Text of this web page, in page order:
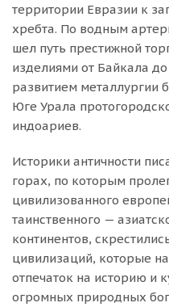
территории Евразии к
хребта. По водным
шел путь престижной
изделиями от Байкала
развитием металлургии
Юге Урала
индоариев.
Историки античности
горах, по которым
цивилизованного
таинственного —
континентов,
цивилизаций, которые
отпечаток на историю и
огромных природных